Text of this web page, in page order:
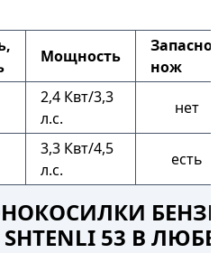
Мощность
нож
2,4 Квт/3,3
л.с.
нет
3,3 Квт/4,5
л.с.
есть
53 В